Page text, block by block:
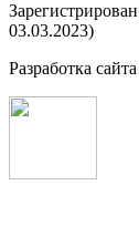
03.03.2023)
Разработка